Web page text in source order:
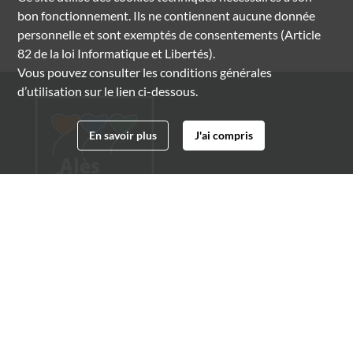
bon fonctionnement. Ils ne contiennent aucune donnée
personnelle et sont exemptés de consentements (Article
82 de la loi Informatique et Libertés).
Vous pouvez consulter les conditions générales
d’utilisation sur le lien ci-dessous.
En savoir plus J'ai compris